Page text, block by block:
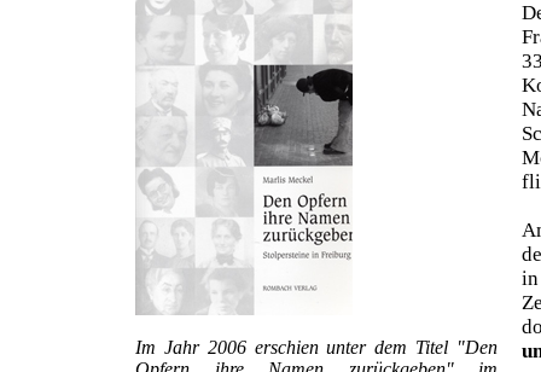
Im Jahr 2006 erschien unter dem Titel "Den